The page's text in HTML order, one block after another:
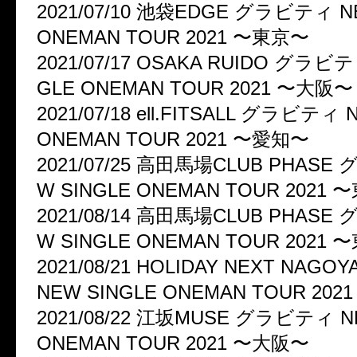
2021/07/10 池袋EDGE グラビティ
ONEMAN TOUR 2021 〜東京〜
2021/07/17 OSAKA RUIDO グラビ
GLE ONEMAN TOUR 2021 〜大阪〜
2021/07/18 ell.FITSALL グラビティ
ONEMAN TOUR 2021 〜愛知〜
2021/07/25 高田馬場CLUB PHASE
W SINGLE ONEMAN TOUR 2021 〜
2021/08/14 高田馬場CLUB PHASE
W SINGLE ONEMAN TOUR 2021 〜
2021/08/21 HOLIDAY NEXT
NEW SINGLE ONEMAN TOUR
2021/08/22 江坂MUSE グラビティ
ONEMAN TOUR 2021 〜大阪〜